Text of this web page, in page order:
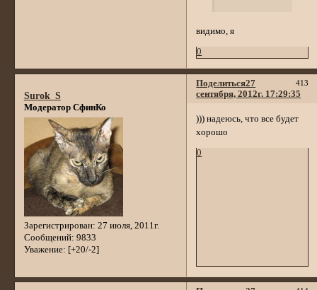
видимо, я
0
Поделиться 413
27
сентября, 2012г. 17:29:35
Surok_S
Модератор СфинКо
Зарегистрирован: 27 июля, 2011г.
Сообщений: 9833
Уважение: [+20/-2]
))) надеюсь, что все будет
хорошо
0